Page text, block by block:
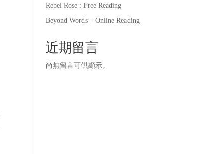
Rebel Rose : Free Reading
Beyond Words – Online Reading
近期留言
尚無留言可供顯示。